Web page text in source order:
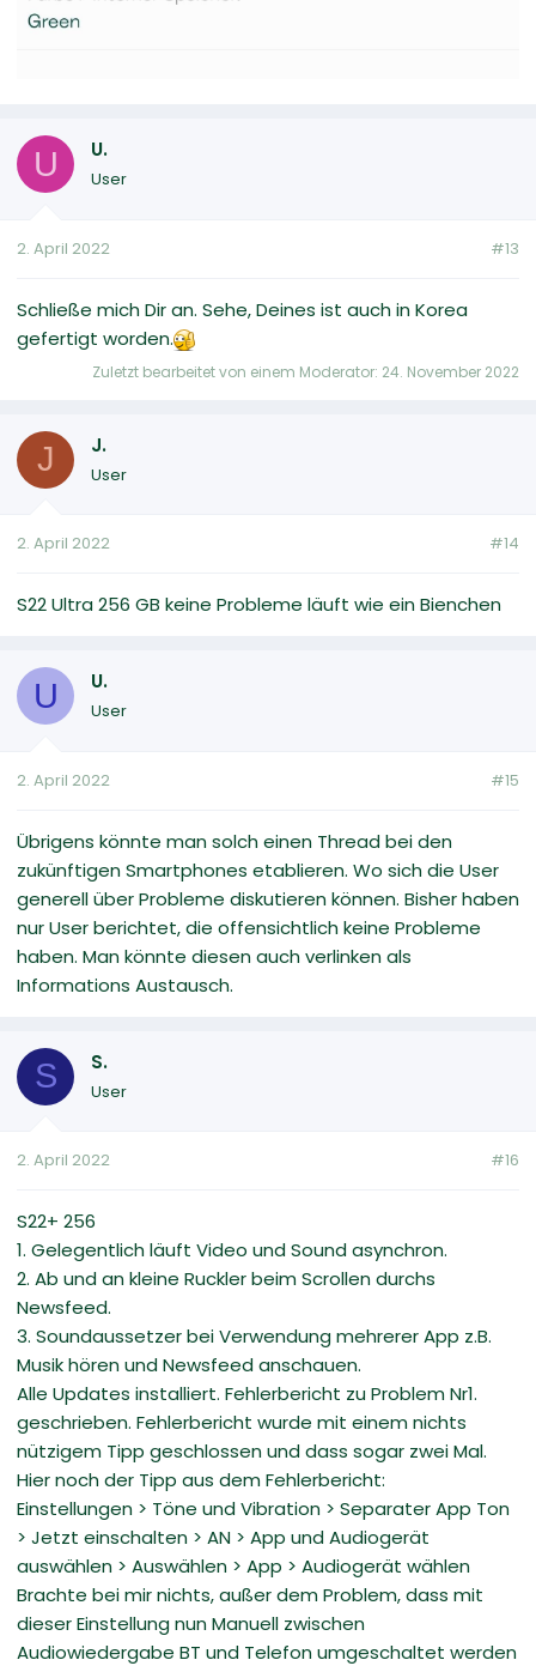
U U.
User
2. April 2022 #13
Schließe mich Dir an. Sehe, Deines ist auch in Korea
gefertigt worden.
Zuletzt bearbeitet von einem Moderator: 24. November 2022
J J.
User
2. April 2022 #14
S22 Ultra 256 GB keine Probleme läuft wie ein Bienchen
U U.
User
2. April 2022 #15
Übrigens könnte man solch einen Thread bei den
zukünftigen Smartphones etablieren. Wo sich die User
generell über Probleme diskutieren können. Bisher haben
nur User berichtet, die offensichtlich keine Probleme
haben. Man könnte diesen auch verlinken als
Informations Austausch.
S S.
User
2. April 2022 #16
S22+ 256
1. Gelegentlich läuft Video und Sound asynchron.
2. Ab und an kleine Ruckler beim Scrollen durchs
Newsfeed.
3. Soundaussetzer bei Verwendung mehrerer App z.B.
Musik hören und Newsfeed anschauen.
Alle Updates installiert. Fehlerbericht zu Problem Nr1.
geschrieben. Fehlerbericht wurde mit einem nichts
nützigem Tipp geschlossen und dass sogar zwei Mal.
Hier noch der Tipp aus dem Fehlerbericht:
Einstellungen > Töne und Vibration > Separater App Ton
> Jetzt einschalten > AN > App und Audiogerät
auswählen > Auswählen > App > Audiogerät wählen
Brachte bei mir nichts, außer dem Problem, dass mit
dieser Einstellung nun Manuell zwischen
Audiowiedergabe BT und Telefon umgeschaltet werden